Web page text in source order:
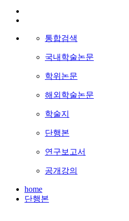
통합검색
국내학술논문
학위논문
해외학술논문
학술지
단행본
연구보고서
공개강의
home
단행본